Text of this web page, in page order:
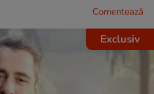
Comentează
Exclusiv